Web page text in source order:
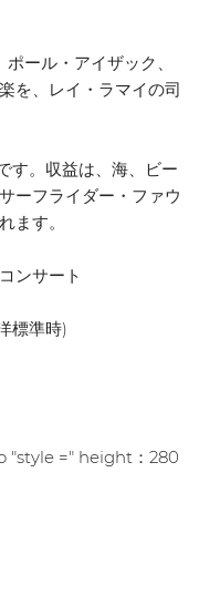
ール・アイザック、
を、レイ・ラマイの司
す。収益は、海、ビー
ーフライダー・ファウ
ます。
ンサート
標準時)
"style =" height：280